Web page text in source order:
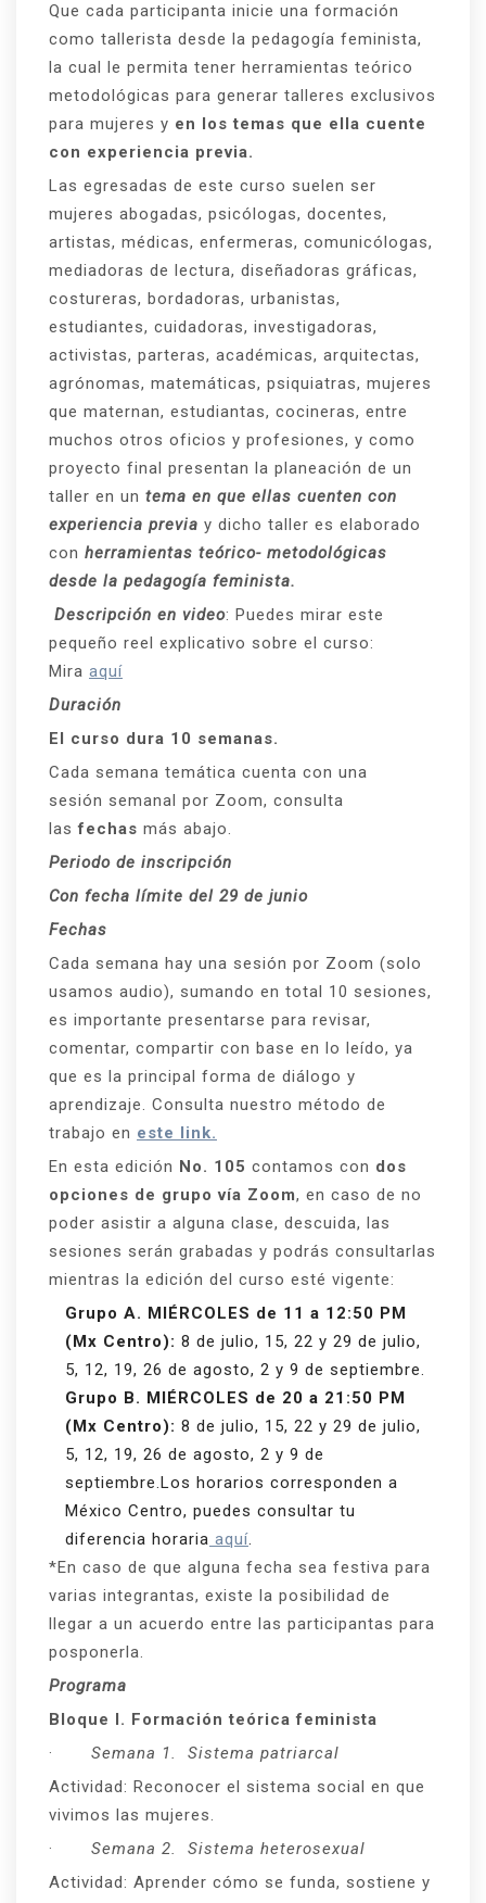
Que cada participanta inicie una formación
como tallerista desde la pedagogía feminista,
la cual le permita tener herramientas teórico
metodológicas para generar talleres exclusivos
para mujeres y en los temas que ella cuente
con experiencia previa.
Las egresadas de este curso suelen ser
mujeres abogadas, psicólogas, docentes,
artistas, médicas, enfermeras, comunicólogas,
mediadoras de lectura, diseñadoras gráficas,
costureras, bordadoras, urbanistas,
estudiantes, cuidadoras, investigadoras,
activistas, parteras, académicas, arquitectas,
agrónomas, matemáticas, psiquiatras, mujeres
que maternan, estudiantas, cocineras, entre
muchos otros oficios y profesiones, y como
proyecto final presentan la planeación de un
taller en un tema en que ellas cuenten con
experiencia previa y dicho taller es elaborado
con herramientas teórico- metodológicas
desde la pedagogía feminista.
Descripción en video: Puedes mirar este
pequeño reel explicativo sobre el curso:
Mira aquí
Duración
El curso dura 10 semanas.
Cada semana temática cuenta con una
sesión semanal por Zoom, consulta
lasfechas más abajo.
Periodo de inscripción
Con fecha límite del 29 de junio
Fechas
Cada semana hay una sesión por Zoom (solo
usamos audio), sumando en total 10 sesiones,
es importante presentarse para revisar,
comentar, compartir con base en lo leído, ya
que es la principal forma de diálogo y
aprendizaje. Consulta nuestro método de
trabajo en este link.
En esta edición No. 105 contamos con dos
opciones de grupo vía Zoom, en caso de no
poder asistir a alguna clase, descuida, las
sesiones serán grabadas y podrás consultarlas
mientras la edición del curso esté vigente:
Grupo A. MIÉRCOLES de 11 a 12:50 PM
(Mx Centro): 8 de julio, 15, 22 y 29 de julio,
5, 12, 19, 26 de agosto, 2 y 9 de septiembre.
Grupo B. MIÉRCOLES de 20 a 21:50 PM
(Mx Centro): 8 de julio, 15, 22 y 29 de julio,
5, 12, 19, 26 de agosto, 2 y 9 de
septiembre.Los horarios corresponden a
México Centro, puedes consultar tu
diferencia horaria aquí.
*En caso de que alguna fecha sea festiva para
varias integrantas, existe la posibilidad de
llegar a un acuerdo entre las participantas para
posponerla.
Programa
Bloque I. Formación teórica feminista
· Semana 1. Sistema patriarcal
Actividad: Reconocer el sistema social en que
vivimos las mujeres.
· Semana 2. Sistema heterosexual
Actividad: Aprender cómo se funda, sostiene y